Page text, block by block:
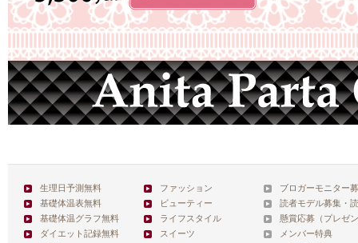
生理日予測無料
基礎体温表無料
基礎体温グラフ無料
ダイエット記録無料
ファッション
ビューティー
ライフスタイル
スイーツ
ブロガーモニター
読者モデル募集・
懸賞応募（プレゼ
メンバー特典